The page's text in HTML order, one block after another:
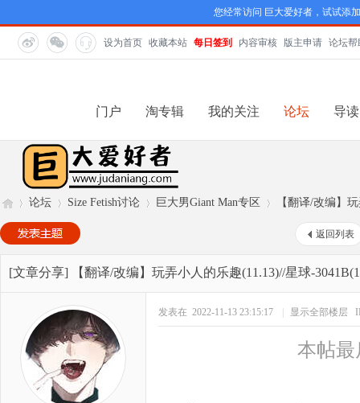
您经常访问 巨大爱好者，试试添
设为首页 收藏本站 每日签到 内容审核 版主申请 论坛帮
门户 淘专辑 我的关注 论坛 导读
巨»
论坛
›
Size Fetish讨论
›
巨大男Giant Man专区
›
【翻译/改编】
返回列表
[文章分享] 【翻译/改编】玩弄小人的乐趣(11.13)//星球-
发表在 2022-11-13 23:15:17 显示全部楼层
本帖最